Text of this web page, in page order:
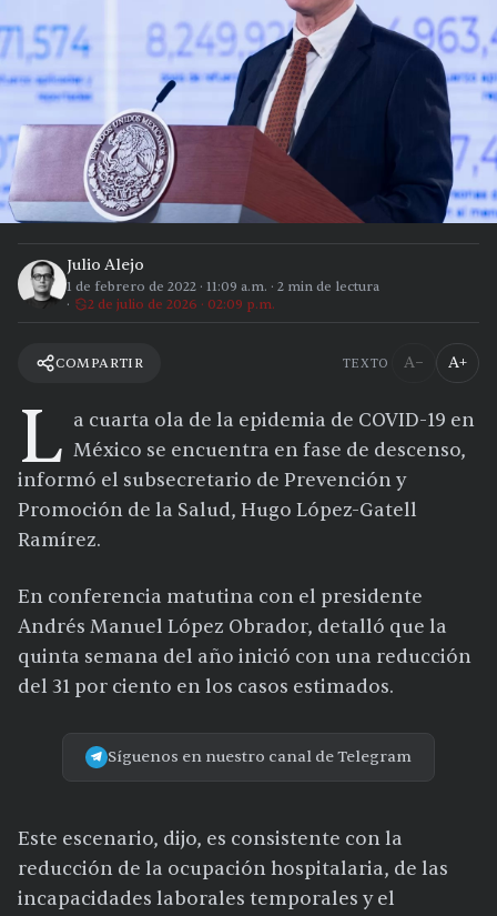
Julio Alejo
1 de febrero de 2022 · 11:09 a.m. · 2 min de lectura
2 de julio de 2026 · 02:09 p.m.
COMPARTIR TEXTO A− A+
L a cuarta ola de la epidemia de COVID-19 en
México se encuentra en fase de descenso,
informó el subsecretario de Prevención y
Promoción de la Salud, Hugo López-Gatell
Ramírez.
En conferencia matutina con el presidente
Andrés Manuel López Obrador, detalló que la
quinta semana del año inició con una reducción
del 31 por ciento en los casos estimados.
Síguenos en nuestro canal de Telegram
Este escenario, dijo, es consistente con la
reducción de la ocupación hospitalaria, de las
incapacidades laborales temporales y el